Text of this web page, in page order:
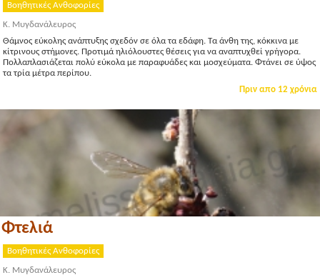
Βοηθητικές Ανθοφορίες
Κ. Μυγδανάλευρος
Θάμνος εύκολης ανάπτυξης σχεδόν σε όλα τα εδάφη. Τα άνθη της, κόκκινα με
κίτρινους στήμονες. Προτιμά ηλιόλουστες θέσεις για να αναπτυχθεί γρήγορα.
Πολλαπλασιάζεται πολύ εύκολα με παραφυάδες και μοσχεύματα. Φτάνει σε ύψος
τα τρία μέτρα περίπου.
Πριν απο 12 χρόνια
Φτελιά
Βοηθητικές Ανθοφορίες
Κ. Μυγδανάλευρος